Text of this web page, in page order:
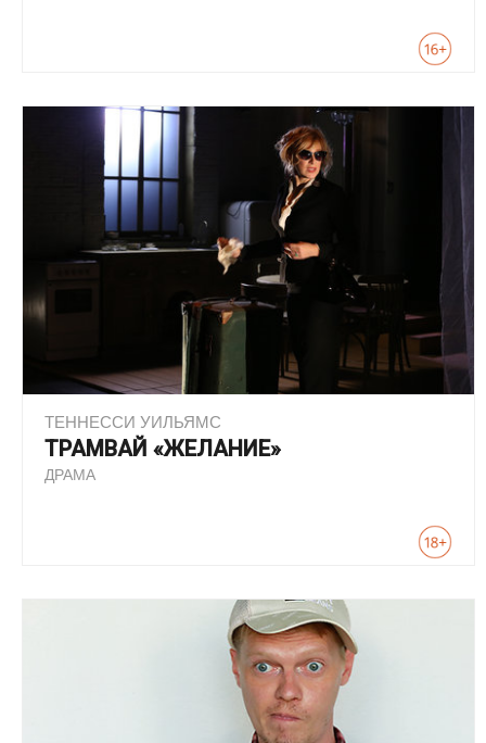
ТЕННЕССИ УИЛЬЯМС
ТРАМВАЙ «ЖЕЛАНИЕ»
ДРАМА